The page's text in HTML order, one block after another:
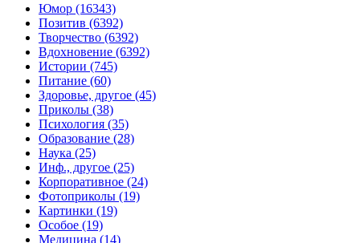
Юмор (16343)
Позитив (6392)
Творчество (6392)
Вдохновение (6392)
Истории (745)
Питание (60)
Здоровье, другое (45)
Приколы (38)
Психология (35)
Образование (28)
Наука (25)
Инф., другое (25)
Корпоративное (24)
Фотоприколы (19)
Картинки (19)
Особое (19)
Медицина (14)